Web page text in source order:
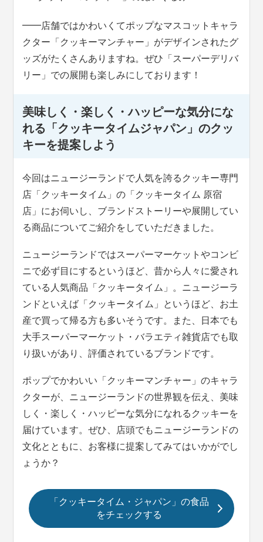
━━店舗ではかわいくてポップなマスコットキャラ
クター「クッキーマンチャー」がデザインされたグ
ッズがたくさんありますね。ぜひ「スーパーデリバ
リー」での展開も楽しみにしております！
美味しく・楽しく・ハッピーな気分にな
れる「クッキータイムジャパン」のクッ
キーを提案しよう
今回はニュージーランドで人気を誇るクッキー専門
店「クッキータイム」の「クッキータイム 原宿
店」にお伺いし、ブランドストーリーや展開してい
る商品についてご紹介をしていただきました。
ニュージーランドではスーパーマーケットやコンビ
ニで必ず目にするというほど、昔から人々に愛され
ている人気商品「クッキータイム」。ニュージーラ
ンドといえば「クッキータイム」というほど、お土
産で買って帰る方も多いそうです。また、日本でも
大手スーパーマーケット・バラエティ雑貨店でも取
り扱いがあり、評価されているブランドです。
ポップでかわいい「クッキーマンチャー」のキャラ
クターが、ニュージーランドの世界観を伝え、美味
しく・楽しく・ハッピーな気分になれるクッキーを
届けています。ぜひ、店頭でもニュージーランドの
文化とともに、お客様に提案してみてはいかがでし
ょうか？
「クッキータイム・ジャパン」の食品
をチェックする